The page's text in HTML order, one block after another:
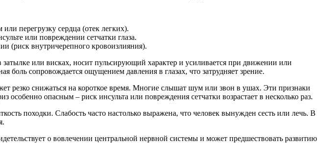
перегрузку сердца (отек легких).
или повреждении сетчатки глаза.
(риск внутричерепного кровоизлияния).
или висках, носит пульсирующий характер и усиливается при движении или
сопровождается ощущением давления в глазах, что затрудняет зрение.
резко снижаться на короткое время. Многие слышат шум или звон в ушах. Эти признаки
особенно опасным – риск инсульта или повреждения сетчатки возрастает в несколько раз.
походки. Слабость часто настолько выражена, что человек вынужден сесть или лечь. В
о вовлечении центральной нервной системы и может предшествовать развитию